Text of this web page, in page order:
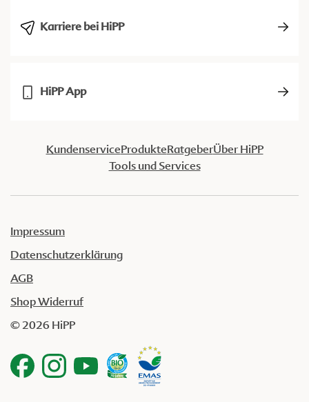
Karriere bei HiPP
HiPP App
KundenserviceProdukteRatgeberÜber HiPP
Tools und Services
Impressum
Datenschutzerklärung
AGB
Shop Widerruf
© 2026 HiPP